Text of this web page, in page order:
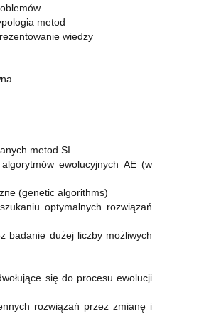
metod
wiedzy
metod SI
ewolucyjnych AE (w
(genetic algorithms)
optymalnych rozwiązań
badanie dużej liczby możliwych
się do procesu ewolucji
rozwiązań przez zmianę i